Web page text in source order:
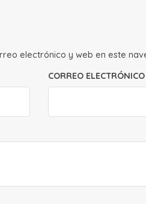
CORREO
electrónico y web en este